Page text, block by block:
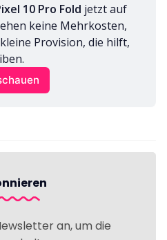
10 Pro Fold jetzt auf
keine Mehrkosten,
Provision, die hilft,
an, um die